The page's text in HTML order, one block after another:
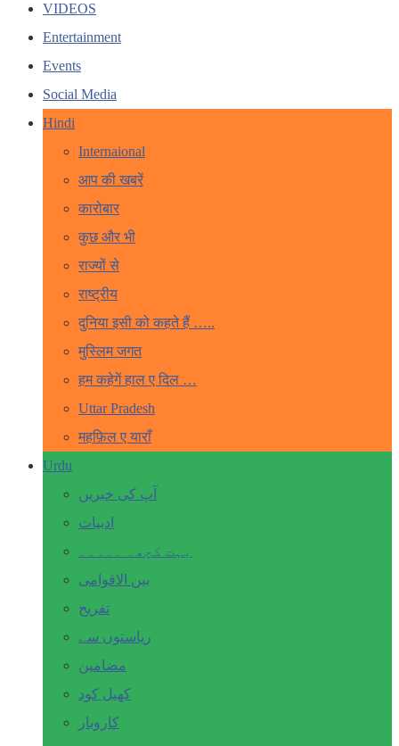
VIDEOS
Entertainment
Events
Social Media
Hindi
Internaional
आप की खबरें
कारोबार
कुछ और भी
राज्यों से
राष्ट्रीय
दुनिया इसी को कहते हैं …..
मुस्लिम जगत
हम कहेगें हाल ए दिल …
Uttar Pradesh
महफ़िल ए याराँ
Urdu
آپ کی خبریں
ادبیات
بہت کچھ۔ ۔۔۔۔۔
بین الاقوامی
تفریح
ریاستوں سے
مضامین
کھیل کود
کاروبار